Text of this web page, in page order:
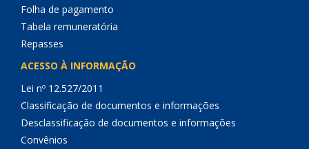
Folha de pagamento
Tabela remuneratória
Repasses
ACESSO À INFORMAÇÃO
Lei nº 12.527/2011
Classificação de documentos e informações
Desclassificação de documentos e informações
Convênios